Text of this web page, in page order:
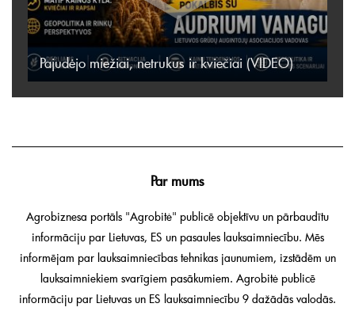
Pajudėjo miežiai, netrukus ir kviečiai (VIDEO)
Par mums
Agrobiznesa portāls "Agrobitė" publicē objektīvu un pārbaudītu
informāciju par Lietuvas, ES un pasaules lauksaimniecību. Mēs
informējam par lauksaimniecības tehnikas jaunumiem, izstādēm un
lauksaimniekiem svarīgiem pasākumiem. Agrobitė publicē
informāciju par Lietuvas un ES lauksaimniecību 9 dažādās valodās.